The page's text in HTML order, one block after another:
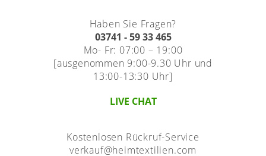
Haben Sie Fragen?
03741 - 59 33 465
Mo- Fr: 07:00 – 19:00
[ausgenommen 9:00-9.30 Uhr und
13:00-13:30 Uhr]
LIVE CHAT
Kostenlosen Rückruf-Service
verkauf@heimtextilien.com